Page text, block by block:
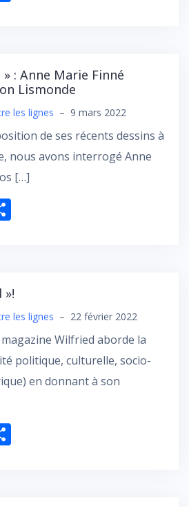
er
: Anne Marie Finné
Lismonde
les lignes – 9 mars 2022
de ses récents dessins à
nous avons interrogé Anne
[…]
er
»!
les lignes – 22 février 2022
Wilfried aborde la
politique, culturelle, socio-
en donnant à son